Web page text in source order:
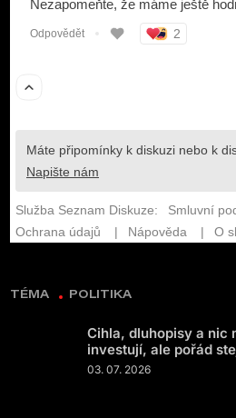
TÉMA POLITIKA
Cihla, dluhopisy a nic
investují, ale pořád
03. 07. 2026